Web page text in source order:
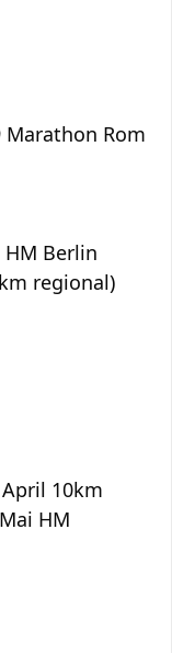
Marathon Rom
Berlin
regional)
10km
HM